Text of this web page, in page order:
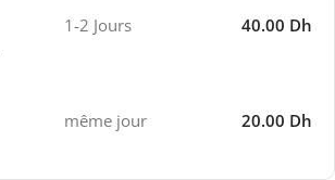
1-2 Jours 40.00 Dh
même jour 20.00 Dh